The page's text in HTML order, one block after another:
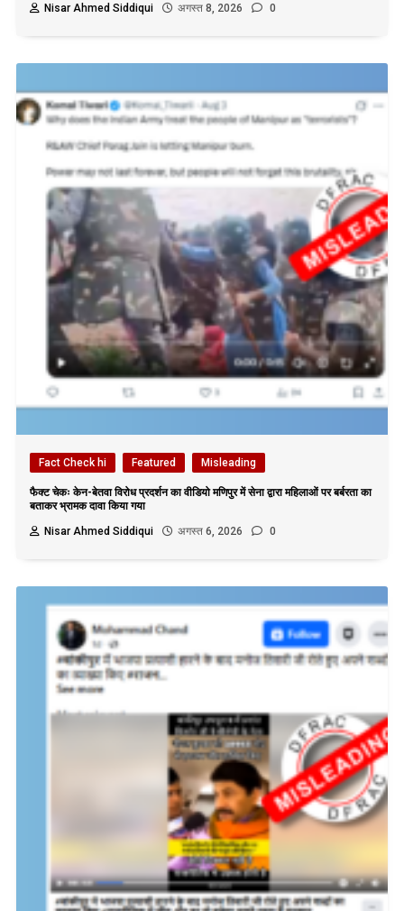
Nisar Ahmed Siddiqui
अगस्त 8, 2026 0
Fact Check hi Featured Misleading
फैक्ट चेकः केन-बेतवा विरोध प्रदर्शन का वीडियो मणिपुर में सेना द्वारा महिलाओं पर बर्बरता का
बताकर भ्रामक दावा किया गया
Nisar Ahmed Siddiqui
अगस्त 6, 2026 0